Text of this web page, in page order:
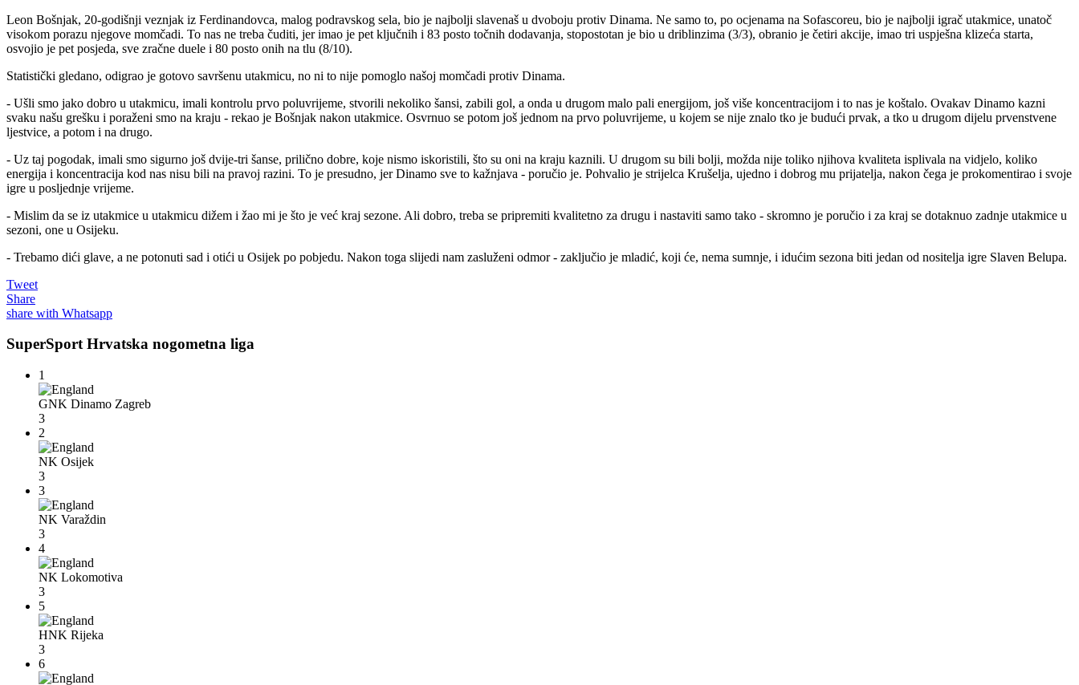
Leon Bošnjak, 20-godišnji veznjak iz Ferdinandovca, malog podravskog sela, bio je najbolji slavenaš u dvoboju protiv Dinama. Ne samo to, po ocjenama na Sofascoreu, bio je najbolji igrač utakmice, unatoč
visokom porazu njegove momčadi. To nas ne treba čuditi, jer imao je pet ključnih i 83 posto točnih dodavanja, stopostotan je bio u driblinzima (3/3), obranio je četiri akcije, imao tri uspješna klizeća starta,
osvojio je pet posjeda, sve zračne duele i 80 posto onih na tlu (8/10).
Statistički gledano, odigrao je gotovo savršenu utakmicu, no ni to nije pomoglo našoj momčadi protiv Dinama.
- Ušli smo jako dobro u utakmicu, imali kontrolu prvo poluvrijeme, stvorili nekoliko šansi, zabili gol, a onda u drugom malo pali energijom, još više koncentracijom i to nas je koštalo. Ovakav Dinamo kazni
svaku našu grešku i poraženi smo na kraju - rekao je Bošnjak nakon utakmice. Osvrnuo se potom još jednom na prvo poluvrijeme, u kojem se nije znalo tko je budući prvak, a tko u drugom dijelu prvenstvene
ljestvice, a potom i na drugo.
- Uz taj pogodak, imali smo sigurno još dvije-tri šanse, prilično dobre, koje nismo iskoristili, što su oni na kraju kaznili. U drugom su bili bolji, možda nije toliko njihova kvaliteta isplivala na vidjelo, koliko
energija i koncentracija kod nas nisu bili na pravoj razini. To je presudno, jer Dinamo sve to kažnjava - poručio je. Pohvalio je strijelca Krušelja, ujedno i dobrog mu prijatelja, nakon čega je prokomentirao i svoje
igre u posljednje vrijeme.
- Mislim da se iz utakmice u utakmicu dižem i žao mi je što je već kraj sezone. Ali dobro, treba se pripremiti kvalitetno za drugu i nastaviti samo tako - skromno je poručio i za kraj se dotaknuo zadnje utakmice u
sezoni, one u Osijeku.
- Trebamo dići glave, a ne potonuti sad i otići u Osijek po pobjedu. Nakon toga slijedi nam zasluženi odmor - zaključio je mladić, koji će, nema sumnje, i idućim sezona biti jedan od nositelja igre Slaven Belupa.
Tweet
Share
share with Whatsapp
SuperSport Hrvatska nogometna liga
1
GNK Dinamo Zagreb
3
2
NK Osijek
3
3
NK Varaždin
3
4
NK Lokomotiva
3
5
HNK Rijeka
3
6